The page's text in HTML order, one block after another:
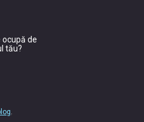
ocupă de
tău?